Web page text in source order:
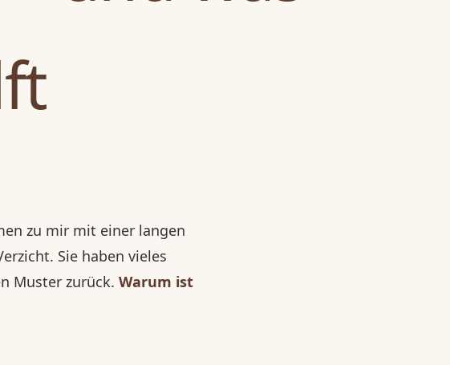
zu mir mit einer langen
Sie haben vieles
Muster zurück. Warum ist